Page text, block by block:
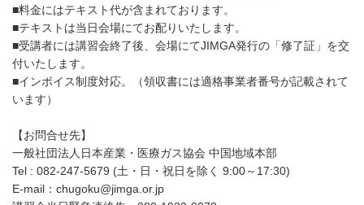
■料金にはテキスト代が含まれております。
■テキストは当日会場にてお配りいたします。
■受講者には講習会終了後、会場にてJIMGA発行の「修了証」を交
付いたします。
■インボイス制度対応。（領収書には適格事業者番号が記載されて
います）
【お問合せ先】
一般社団法人日本産業・医療ガス協会 中国地域本部
Tel : 082-247-5679 (土・日・祝日を除く 9:00～17:30)
E-mail：chugoku@jimga.or.jp